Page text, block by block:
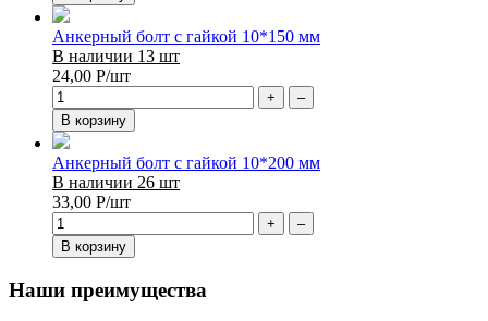
Анкерный болт с гайкой 10*150 мм
В наличии 13 шт
24,00 Р/шт
+
–
В корзину
Анкерный болт с гайкой 10*200 мм
В наличии 26 шт
33,00 Р/шт
+
–
В корзину
Наши преимущества